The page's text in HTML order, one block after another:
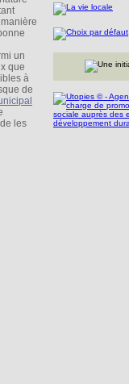
un
que
à
de
les